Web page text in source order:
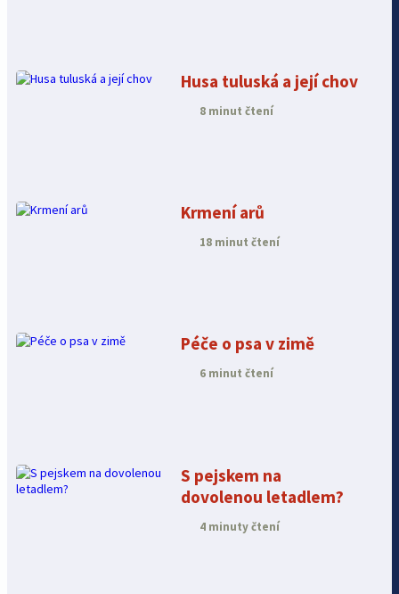
Husa tuluská a její chov
8 minut čtení
Krmení arů
18 minut čtení
Péče o psa v zimě
6 minut čtení
S pejskem na
dovolenou letadlem?
4 minuty čtení